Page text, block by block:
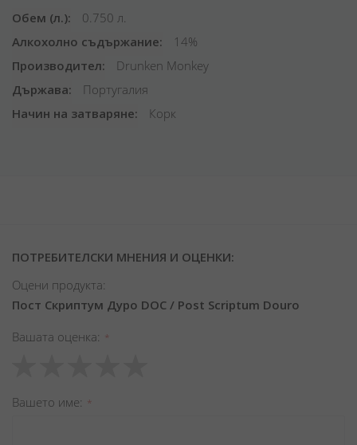
Обем (л.)
0.750 л.
Алкохолно съдържание
14%
Производител
Drunken Monkey
Държава
Португалия
Начин на затваряне
Корк
ПОТРЕБИТЕЛСКИ МНЕНИЯ И ОЦЕНКИ:
Оцени продукта:
Пост Скриптум Дуро DOC / Post Scriptum Douro
Вашата оценка
star
stars
stars
stars
stars
Вашето име